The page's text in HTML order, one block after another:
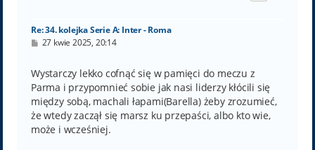
Re: 34. kolejka Serie A: Inter - Roma
P
t
27 kwie 2025, 20:14
Wystarczy lekko cofnąć się w pamięci do meczu z
Parma i przypomnieć sobie jak nasi liderzy kłócili się
między sobą, machali łapami(Barella) żeby zrozumieć,
że wtedy zaczął się marsz ku przepaści, albo kto wie,
może i wcześniej.